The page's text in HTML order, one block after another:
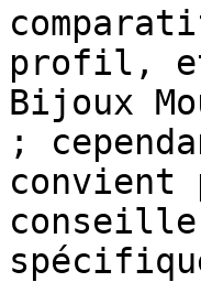
profil, et
Bijoux
;
convient